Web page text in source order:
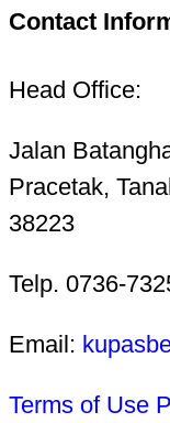
Contact
Head Office:
Jalan
Pracetak,
38223
Telp. 0736-
Email:
Terms of Use